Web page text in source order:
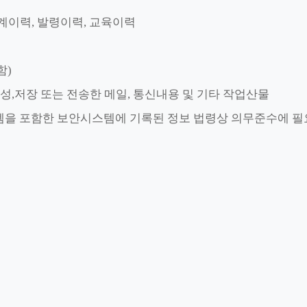
이력, 발령이력, 교육이력
)
저장 또는 전송한 메일, 통신내용 및 기타 작업산물
포함한 보안시스템에 기록된 정보 법령상 의무준수에 필